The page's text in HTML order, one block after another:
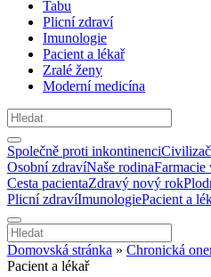
Tabu
Plicní zdraví
Imunologie
Pacient a lékař
Zralé ženy
Moderní medicína
Společně proti inkontinenci
Osobní zdravíNaše rodinaFarmacie
Cesta pacientaZdravý nový rok
Plicní zdravíImunologiePacient a
Domovská stránka » Chronická
Pacient a lékař